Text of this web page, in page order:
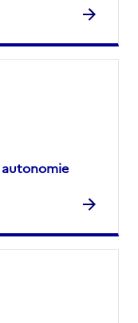
autonomie